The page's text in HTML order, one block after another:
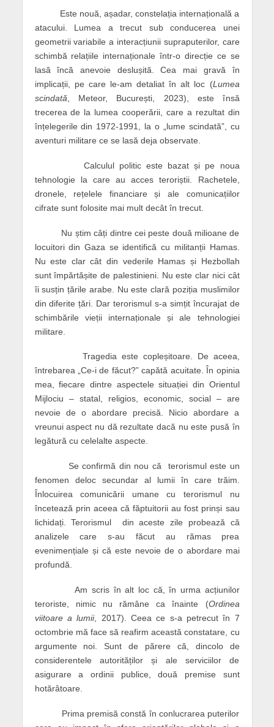
Este nouă, așadar, constelația internațională a
atacului. Lumea a trecut sub conducerea unei
geometrii variabile a interacțiunii supraputerilor, care
schimbă relațiile internaționale într-o direcție ce se
lasă încă anevoie deslușită. Cea mai gravă în
implicații, pe care le-am detaliat în alt loc (Lumea
scindată , Meteor, București, 2023), este însă
trecerea de la lumea cooperării, care a rezultat din
înțelegerile din 1972-1991, la o „lume scindată”, cu
aventuri militare ce se lasă deja observate.
Calculul politic este bazat și pe noua
tehnologie la care au acces teroriștii. Rachetele,
dronele, rețelele financiare și ale comunicațiilor
cifrate sunt folosite mai mult decât în trecut.
Nu știm câți dintre cei peste două milioane de
locuitori din Gaza se identifică cu militanții Hamas.
Nu este clar cât din vederile Hamas și Hezbollah
sunt împărtășite de palestinieni. Nu este clar nici cât
îi susțin țările arabe. Nu este clară poziția muslimilor
din diferite țări. Dar terorismul s-a simțit încurajat de
schimbările vieții internaționale și ale tehnologiei
militare.
Tragedia este copleșitoare. De aceea,
întrebarea „Ce-i de făcut?” capătă acuitate. În opinia
mea, fiecare dintre aspectele situației din Orientul
Mijlociu – statal, religios, economic, social – are
nevoie de o abordare precisă. Nicio abordare a
vreunui aspect nu dă rezultate dacă nu este pusă în
legătură cu celelalte aspecte.
Se confirmă din nou că terorismul este un
fenomen deloc secundar al lumii în care trăim.
Înlocuirea comunicării umane cu terorismul nu
încetează prin aceea că făptuitorii au fost prinși sau
lichidați. Terorismul din aceste zile probează că
analizele care s-au făcut au rămas prea
evenimențiale și că este nevoie de o abordare mai
profundă.
Am scris în alt loc că, în urma acțiunilor
teroriste, nimic nu rămâne ca înainte (Ordinea
viitoare a lumii, 2017). Ceea ce s-a petrecut în 7
octombrie mă face să reafirm această constatare, cu
argumente noi. Sunt de părere că, dincolo de
considerentele autorităților și ale serviciilor de
asigurare a ordinii publice, două premise sunt
hotărâtoare.
Prima premisă constă în conlucrarea puterilor